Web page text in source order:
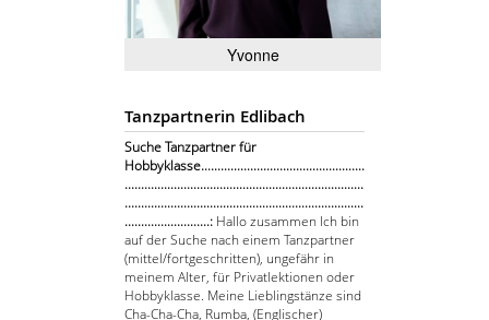
Yvonne
Tanzpartnerin Edlibach
Suche Tanzpartner für
Hobbyklasse..................................................
.........................................................................
.........................................................................
..........................: Hallo zusammen Ich bin
auf der Suche nach einem Tanzpartner
(mittel/fortgeschritten), ungefähr in
meinem Alter, für Privatlektionen oder
Hobbyklasse. Meine Lieblingstänze sind
Cha-Cha-Cha, Rumba, (Englischer)